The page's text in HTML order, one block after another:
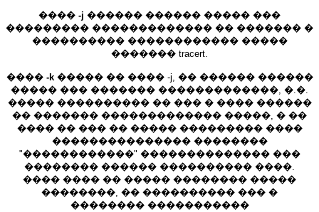
���� -j ������ ������ ����� ���
��������� ������������� �� ������� �
���������� ������������ �����
������� tracert.
���� -k����� �� ���� -j, �� ������ ������
����� ��� ������� �������������, �.�.
����� ���������� �� ��� � ���� ������
�� ������� ������������� �����, � ��
���� �� ��� �� ����� ��������� ����
��������������� ��������
"������������" �������������� ���
�������� ������ ���������� ����.
���� ���� �� ����� �������� �����
��������, �� ���������� ��� �
�������� �����������